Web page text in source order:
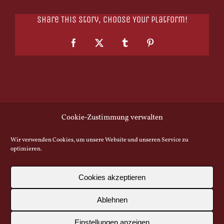
Cookie-Zustimmung verwalten
Wir verwenden Cookies, um unsere Website und unseren Service zu
optimieren.
Cookies akzeptieren
Ablehnen
Einstellungen anzeigen
Share This Story, Choose Your Platform!
Facebook
X TumblrPinterest
© Copyright -
WebdesignBaytel UG |Impressum |Cookie Richtlinie |Datenschutz
Barrierefreiheitserklärung |
FacebookInstagramYouTube